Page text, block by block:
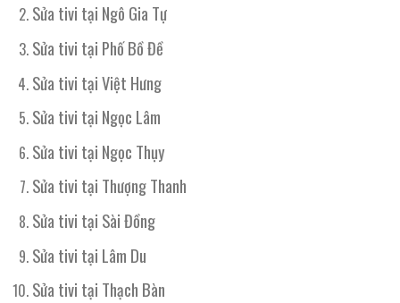
Sửa tivi tại Ngô Gia Tự
Sửa tivi tại Phố Bồ Đề
Sửa tivi tại Việt Hưng
Sửa tivi tại Ngọc Lâm
Sửa tivi tại Ngọc Thụy
Sửa tivi tại Thượng Thanh
Sửa tivi tại Sài Đồng
Sửa tivi tại Lâm Du
Sửa tivi tại Thạch Bàn